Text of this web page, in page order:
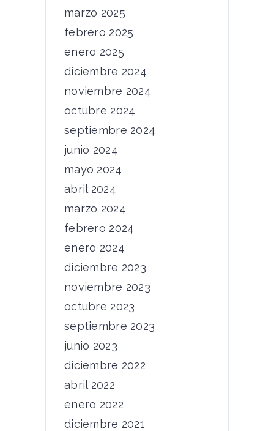
marzo 2025
febrero 2025
enero 2025
diciembre 2024
noviembre 2024
octubre 2024
septiembre 2024
junio 2024
mayo 2024
abril 2024
marzo 2024
febrero 2024
enero 2024
diciembre 2023
noviembre 2023
octubre 2023
septiembre 2023
junio 2023
diciembre 2022
abril 2022
enero 2022
diciembre 2021